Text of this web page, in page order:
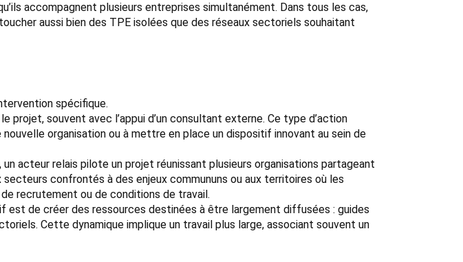
accompagnent plusieurs entreprises simultanément. Dans tous les cas,
aussi bien des TPE isolées que des réseaux sectoriels souhaitant
spécifique.
projet, souvent avec l’appui d’un consultant externe. Ce type d’action
organisation ou à mettre en place un dispositif innovant au sein de
acteur relais pilote un projet réunissant plusieurs organisations partageant
confrontés à des enjeux commununs ou aux territoires où les
recrutement ou de conditions de travail.
est de créer des ressources destinées à être largement diffusées : guides
Cette dynamique implique un travail plus large, associant souvent un